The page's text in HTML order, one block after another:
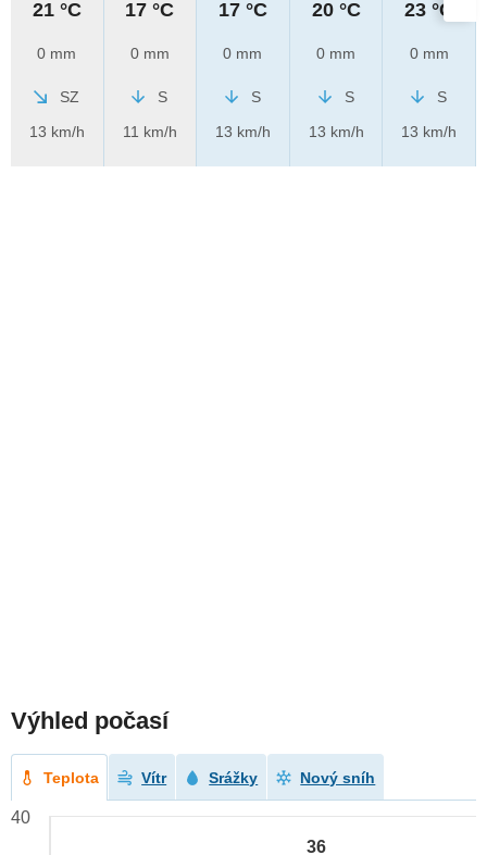
21 °C
0 mm
SZ
13 km/h
17 °C
0 mm
S
11 km/h
17 °C
0 mm
S
13 km/h
20 °C
0 mm
S
13 km/h
23 °C
0 mm
S
13 km/h
Výhled počasí
Teplota Vítr Srážky Nový sníh
36
40